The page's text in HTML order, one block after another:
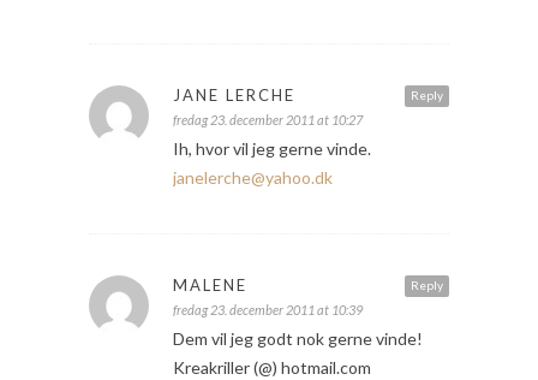
Reply
JANE LERCHE
fredag 23. december 2011 at 10:27
Ih, hvor vil jeg gerne vinde.
janelerche@yahoo.dk
Reply
MALENE
fredag 23. december 2011 at 10:39
Dem vil jeg godt nok gerne vinde!
Kreakriller (@) hotmail.com